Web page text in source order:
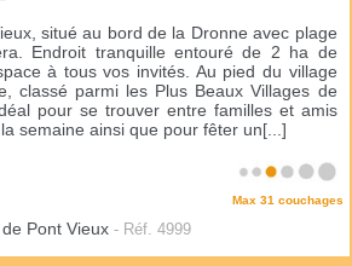
situé au bord de la Dronne avec plage
Endroit tranquille entouré de 2 ha de
à tous vos invités. Au pied du village
classé parmi les Plus Beaux Villages de
pour se trouver entre familles et amis
semaine ainsi que pour fêter un[...]
Max 31 couchages
Pont Vieux - Réf. 4999